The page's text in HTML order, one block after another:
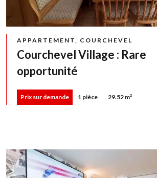
APPARTEMENT, COURCHEVEL
Courchevel Village : Rare
opportunité
Prix sur demande 1 pièce 29.52 m²